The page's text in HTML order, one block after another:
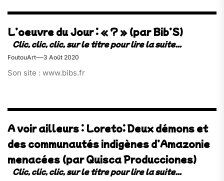
L’oeuvre du Jour : « ? » (par Bib’S)
FoutouArt 3 Août 2020
Son site : www.bibs.fr
A voir ailleurs : Loreto; Deux démons et
des communautés indigènes d’Amazonie
menacées (par Quisca Producciones)